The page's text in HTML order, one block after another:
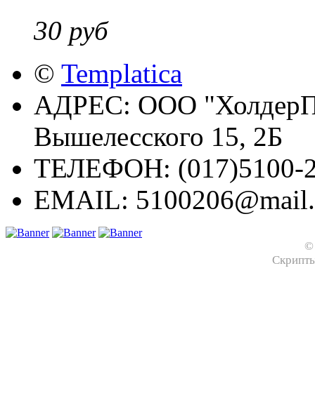
30 руб
© Templatica
АДРЕС: ООО
Вышелесского 15, 2Б
ТЕЛЕФОН: (017)5100-
EMAIL:
©